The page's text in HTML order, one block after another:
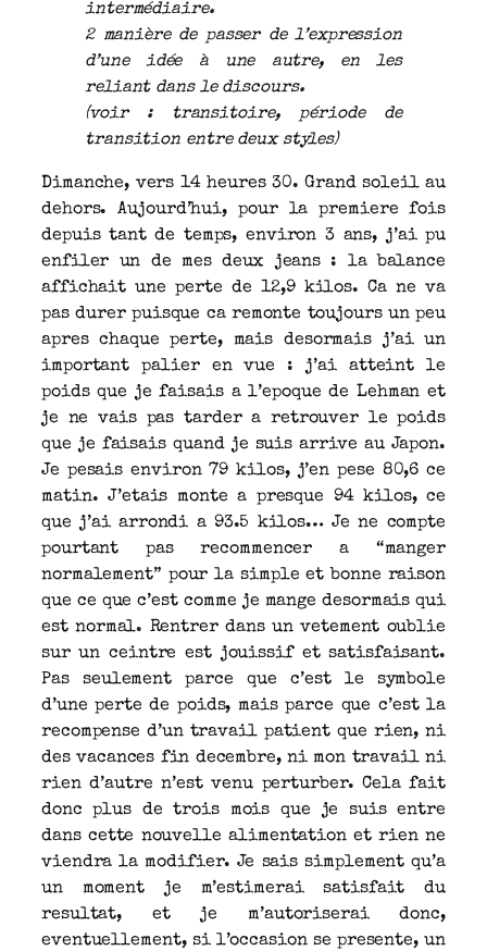
intermédiaire.
2 manière de passer de l’expression
d’une idée à une autre, en les
reliant dans le discours.
(voir : transitoire, période de
transition entre deux styles)
Dimanche, vers 14 heures 30. Grand soleil au
dehors. Aujourd’hui, pour la premiere fois
depuis tant de temps, environ 3 ans, j’ai pu
enfiler un de mes deux jeans : la balance
affichait une perte de 12,9 kilos. Ca ne va
pas durer puisque ca remonte toujours un peu
apres chaque perte, mais desormais j’ai un
important palier en vue : j’ai atteint le
poids que je faisais a l’epoque de Lehman et
je ne vais pas tarder a retrouver le poids
que je faisais quand je suis arrive au Japon.
Je pesais environ 79 kilos, j’en pese 80,6 ce
matin. J’etais monte a presque 94 kilos, ce
que j’ai arrondi a 93.5 kilos… Je ne compte
pourtant pas recommencer a “manger
normalement” pour la simple et bonne raison
que ce que c’est comme je mange desormais qui
est normal. Rentrer dans un vetement oublie
sur un ceintre est jouissif et satisfaisant.
Pas seulement parce que c’est le symbole
d’une perte de poids, mais parce que c’est la
recompense d’un travail patient que rien, ni
des vacances fin decembre, ni mon travail ni
rien d’autre n’est venu perturber. Cela fait
donc plus de trois mois que je suis entre
dans cette nouvelle alimentation et rien ne
viendra la modifier. Je sais simplement qu’a
un moment je m’estimerai satisfait du
resultat, et je m’autoriserai donc,
eventuellement, si l’occasion se presente, un